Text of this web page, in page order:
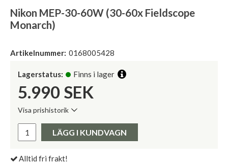
Nikon MEP-30-60W (30-60x Fieldscope
Monarch)
Artikelnummer: 0168005428
Lagerstatus: Finns i lager
5.990 SEK
Visa prishistorik
Lägsta pris de senaste 30 dagarna:
Pris:
LÄGG I KUNDVAGN
Alltid fri frakt!